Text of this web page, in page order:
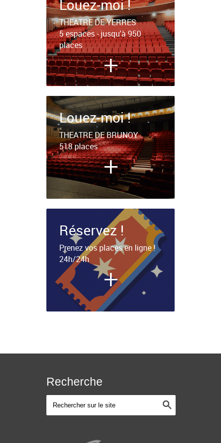
Louez-moi !
THEATRE DE YERRES
5 espaces - jusqu'à 950
places
+
Louez-moi !
THEATRE DE BRUNOY
518 places
+
Réservez !
Prenez vos places en ligne !
24h/24h
+
Recherche